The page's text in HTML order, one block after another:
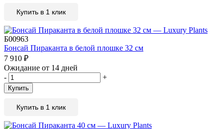
Купить в 1 клик
Б00963
Бонсай Пираканта в белой плошке 32 см
7 910 ₽
Ожидание от 14 дней
-
+
Купить
Купить в 1 клик